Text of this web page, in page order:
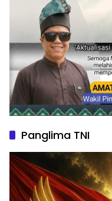
Panglima TNI